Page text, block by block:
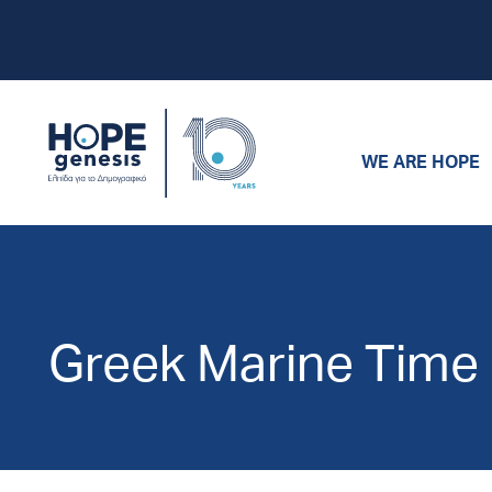
WE ARE HOPE
Greek Marine Time